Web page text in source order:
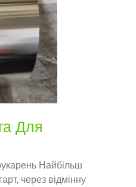
Для
Найбільш
через відмінну